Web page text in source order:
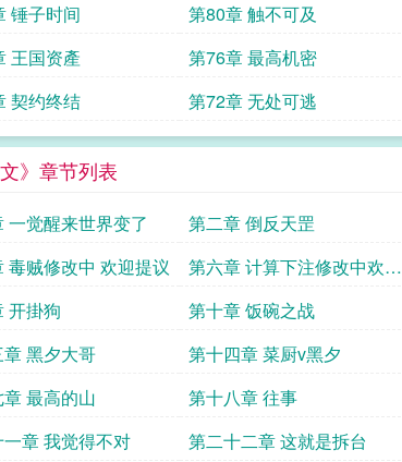
锤子时间 第80章 触不可及
王国资產 第76章 最高机密
契约终结 第72章 无处可逃
》章节列表
一觉醒来世界变了 第二章 倒反天罡
毒贼修改中 欢迎提议
第六章 计算下注修改中欢迎
提议
开掛狗 第十章 饭碗之战
黑夕大哥 第十四章 菜厨v黑夕
最高的山 第十八章 往事
章 我觉得不对 第二十二章 这就是拆台